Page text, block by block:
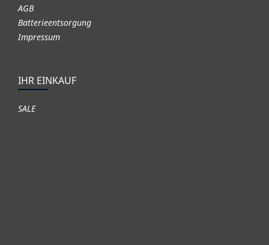
AGB
Batterieentsorgung
Impressum
IHR EINKAUF
SALE